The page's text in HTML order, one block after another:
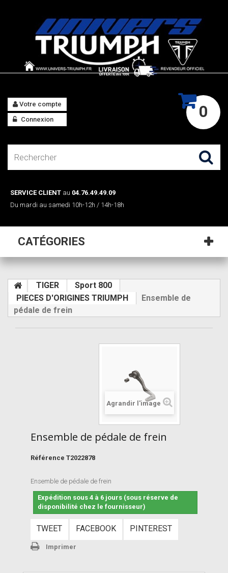
0
Votre compte
Connexion
SERVICE CLIENT au 04.76.49.49.09
Du mardi au samedi 10h-12h / 14h-18h
CATÉGORIES
TIGER
Sport 800
PIECES D'ORIGINES TRIUMPH
Ensemble de
pédale de frein
Agrandir l'image
Ensemble de pédale de frein
Référence T2022878
Ensemble de pédale de frein
Expédition sous 4 à 6 jours (sous réserve de
disponibilité chez le fournisseur)
TWEET FACEBOOK PINTEREST
Imprimer